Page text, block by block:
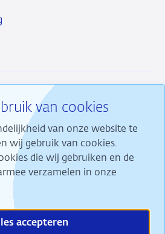
van cookies
van onze website te
wij gebruik van cookies.
die wij gebruiken en de
verzamelen in onze
accepteren
InstagramLinkedin
X
financiële stabiliteit en
duurzame welvaart in